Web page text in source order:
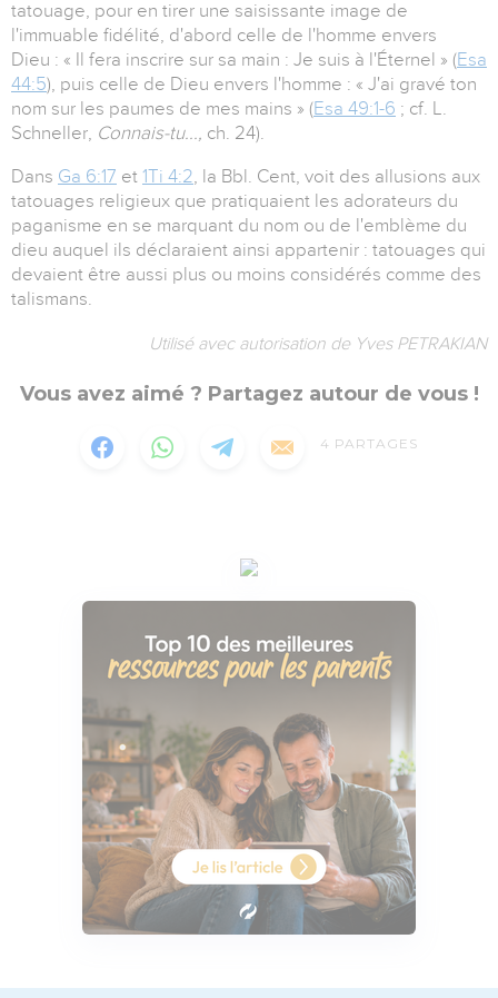
tatouage, pour en tirer une saisissante image de
l'immuable fidélité, d'abord celle de l'homme envers
Dieu : « Il fera inscrire sur sa main : Je suis à l'Éternel » (Esa
44:5), puis celle de Dieu envers l'homme : « J'ai gravé ton
nom sur les paumes de mes mains » (Esa 49:1-6 ; cf. L.
Schneller, Connais-tu..., ch. 24).
Dans Ga 6:17 et 1Ti 4:2, la Bbl. Cent, voit des allusions aux
tatouages religieux que pratiquaient les adorateurs du
paganisme en se marquant du nom ou de l'emblème du
dieu auquel ils déclaraient ainsi appartenir : tatouages qui
devaient être aussi plus ou moins considérés comme des
talismans.
Utilisé avec autorisation de Yves PETRAKIAN
Vous avez aimé ? Partagez autour de vous !
4 PARTAGES